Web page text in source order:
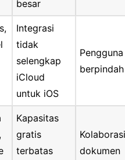
besar
Integrasi
tidak
selengkap
iCloud
untuk iOS
Kapasitas
gratis
terbatas
dokumen